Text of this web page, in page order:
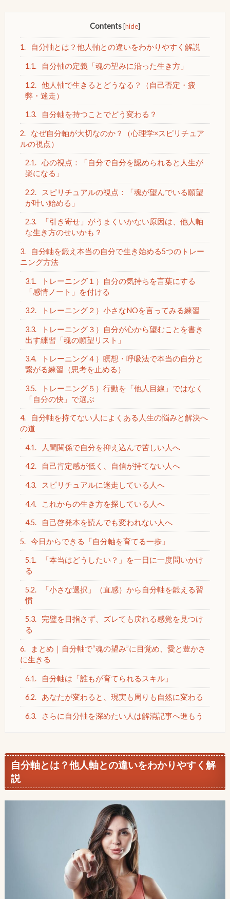
Contents [hide]
1. 自分軸とは？他人軸との違いをわかりやすく解説
1.1. 自分軸の定義「魂の望みに沿った生き方」
1.2. 他人軸で生きるとどうなる？（自己否定・疲
弊・迷走）
1.3. 自分軸を持つことでどう変わる？
2.
なぜ自分軸が大切なのか？（心理学×スピリチュア
ルの視点）
2.1. 心の視点：「自分で自分を認められると人生が
楽になる」
2.2.
スピリチュアルの視点：「魂が望んでいる願望
が叶い始める」
2.3.
「引き寄せ」がうまくいかない原因は、他人軸
な生き方のせいかも？
3.
自分軸を鍛え本当の自分で生き始める5つのトレー
ニング方法
3.1.
トレーニング１）自分の気持ちを言葉にする
「感情ノート」を付ける
3.2. トレーニング２）小さなNOを言ってみる練習
3.3.
トレーニング３）自分が心から望むことを書き
出す練習「魂の願望リスト」
3.4.
トレーニング４）瞑想・呼吸法で本当の自分と
繋がる練習（思考を止める）
3.5.
トレーニング５）行動を「他人目線」ではなく
「自分の快」で選ぶ
4.
自分軸を持てない人によくある人生の悩みと解決へ
の道
4.1. 人間関係で自分を抑え込んで苦しい人へ
4.2. 自己肯定感が低く、自信が持てない人へ
4.3. スピリチュアルに迷走している人へ
4.4. これからの生き方を探している人へ
4.5. 自己啓発本を読んでも変われない人へ
5. 今日からできる「自分軸を育てる一歩」
5.1.
「本当はどうしたい？」を一日に一度問いかけ
る
5.2.
「小さな選択」（直感）から自分軸を鍛える習
慣
5.3.
完璧を目指さず、ズレても戻れる感覚を見つけ
る
6.
まとめ｜自分軸で“魂の望み”に目覚め、愛と豊かさ
に生きる
6.1. 自分軸は「誰もが育てられるスキル」
6.2. あなたが変わると、現実も周りも自然に変わる
6.3. さらに自分軸を深めたい人は解消記事へ進もう
自分軸とは？他人軸との違いをわかりやすく解
説